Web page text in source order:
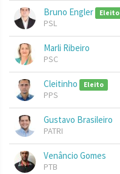
Bruno Engler Eleito
PSL
Marli Ribeiro
PSC
Cleitinho Eleito
PPS
Gustavo Brasileiro
PATRI
Venâncio Gomes
PTB